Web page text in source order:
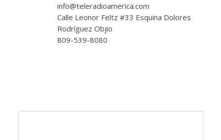
info@teleradioamerica.com
Calle Leonor Feltz #33 Esquina Dolores
Rodríguez Objio
809-539-8080